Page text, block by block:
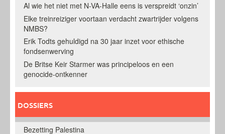
Al wie het niet met N-VA-Halle eens is verspreidt ‘onzin’
Elke treinreiziger voortaan verdacht zwartrijder volgens
NMBS?
Erik Todts gehuldigd na 30 jaar inzet voor ethische
fondsenwerving
De Britse Keir Starmer was principeloos en een
genocide-ontkenner
DOSSIERS
Bezetting Palestina